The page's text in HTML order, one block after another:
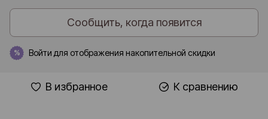
Сообщить, когда появится
% Войти для отображения накопительной скидки
В избранное К сравнению